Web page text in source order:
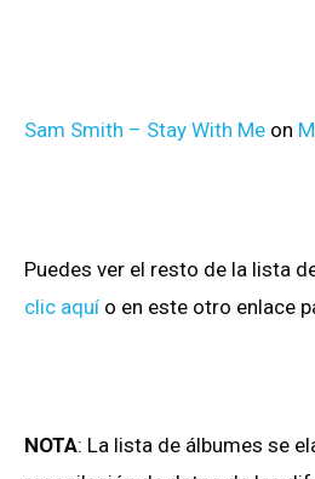
Sam Smith – Stay With Me on
Puedes ver el resto de la lista
clic aquí o en este otro enlace
NOTA: La lista de álbumes se